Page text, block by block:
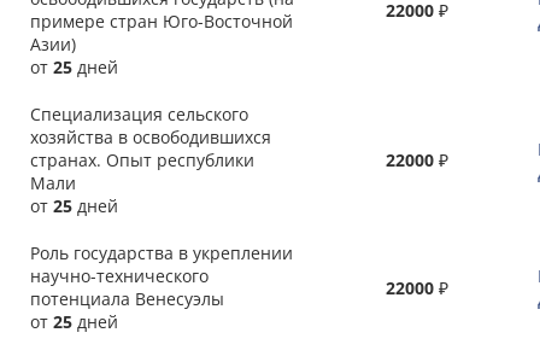
примере стран Юго-Восточной
Азии)
от 25 дней
22000 ₽
Специализация сельского
хозяйства в освободившихся
странах. Опыт республики
Мали
от 25 дней
22000 ₽
Роль государства в укреплении
научно-технического
потенциала Венесуэлы
от 25 дней
22000 ₽